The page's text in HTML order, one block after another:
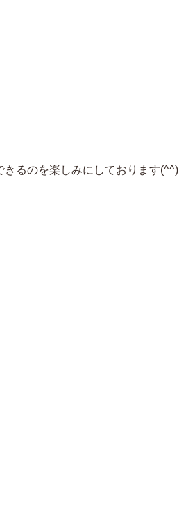
るのを楽しみにしております(^^)